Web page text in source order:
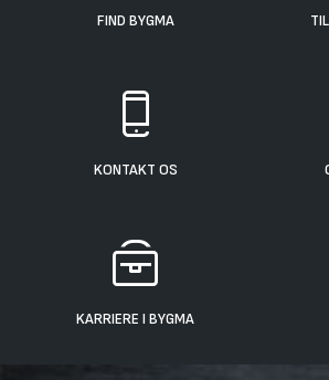
FIND BYGMA
KONTAKT OS
KARRIERE I BYGMA